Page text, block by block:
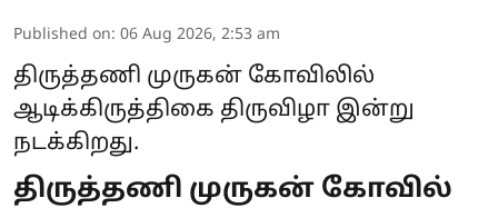
Published on: 06 Aug 2026, 2:53 am
திருத்தணி முருகன் கோவிலில்
ஆடிக்கிருத்திகை திருவிழா இன்று
நடக்கிறது.
திருத்தணி முருகன் கோவில்